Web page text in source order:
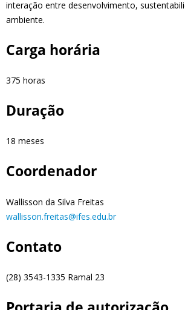
interação entre desenvolvimento,
ambiente.
Carga horária
375 horas
Duração
18 meses
Coordenador
Wallisson da Silva Freitas
wallisson.freitas@ifes.edu.br
Contato
(28) 3543-1335 Ramal 23